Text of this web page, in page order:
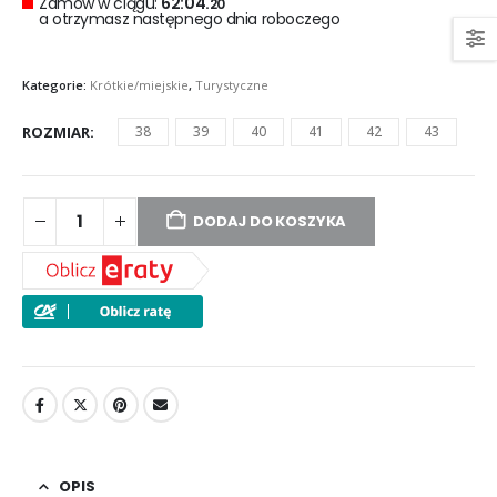
a otrzymasz następnego dnia roboczego
Kategorie: Krótkie/miejskie, Turystyczne
ROZMIAR 38 39 40 41 42 43
DODAJ DO KOSZYKA
OPIS